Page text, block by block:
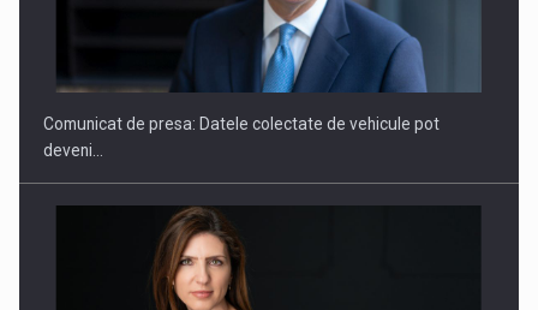
SAPTE PERSONALITATI DIN MEDIUL DE AFACERI, ACADEMIC
Comunicat de presa: Datele colectate de vehicule pot
deveni…